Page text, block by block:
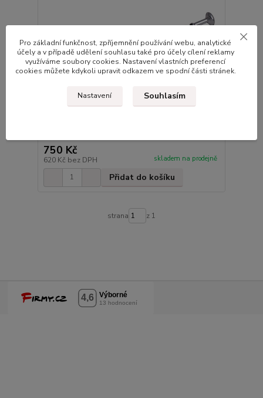
750 Kč
620 Kč bez DPH skladem na prodejně
Přidat do košíku
strana z 1
Pro základní funkčnost, zpříjemnění používání webu, analytické
účely a v případě udělení souhlasu také pro účely cílení reklamy
využíváme soubory cookies. Nastavení vlastních preferencí
cookies můžete kdykoli upravit odkazem ve spodní části stránek.
Nastavení Souhlasím